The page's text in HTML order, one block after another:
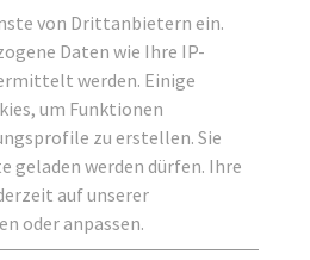
Referenzen
von Drittanbietern ein.
Daten wie Ihre IP-
werden. Einige
um Funktionen
zu erstellen. Sie
geladen werden dürfen. Ihre
auf unserer
oder anpassen.